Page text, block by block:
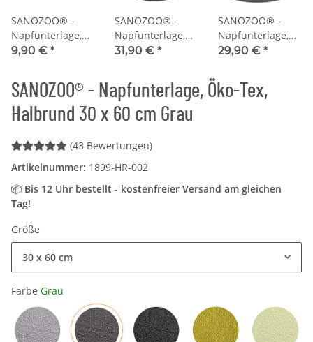
SANOZOO® -
Napfunterlage,
Öko-Tex,
40 cm Grau
9,90 € *
SANOZOO® -
Napfunterlage,
Öko-Tex, Rund
31,90 € *
SANOZOO® -
Napfunterlage,
Öko-Tex,
cm Grau
29,90 € *
SANOZOO® - Napfunterlage, Öko-Tex,
Halbrund 30 x 60 cm Grau
(43 Bewertungen)
Artikelnummer: 1899-HR-002
📦 Bis 12 Uhr bestellt - kostenfreier Versand am gleichen
Tag!
Größe
30 x 60 cm
Farbe Grau